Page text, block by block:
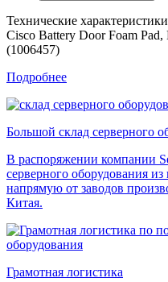
Технические
Cisco Battery Door Foam
(1006457)
Подробнее
Большой склад серверного
В распоряжении компании
серверного оборудования
напрямую от заводов
Китая.
Грамотная логистика